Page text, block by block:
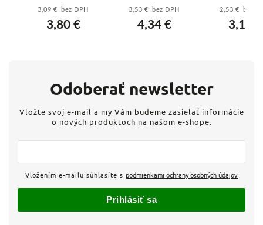
spínača s potlačou
šedá
3,09 € bez DPH
3,80 €
spínača s potlačou
červená
3,53 € bez DPH
4,34 €
spínača
vresová
2,53 € bez
3,11 €
Odoberať newsletter
Vložte svoj e-mail a my Vám budeme zasielať informácie
o nových produktoch na našom e-shope.
Vložením e-mailu súhlasíte s podmienkami ochrany osobných údajov
Prihlásiť sa